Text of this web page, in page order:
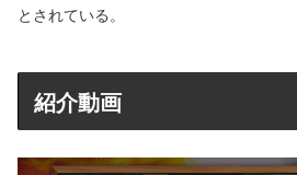
とされている。
紹介動画